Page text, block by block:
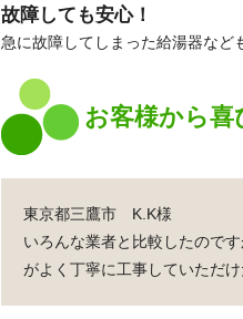
故障しても安心！
急に故障してしまった給湯器など
お客様から喜
東京都三鷹市 K.K様
いろんな業者と比較したので
がよく丁寧に工事していただ